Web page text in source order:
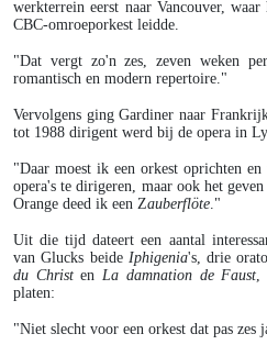
werkterrein eerst naar Vancouver,
CBC-omroeporkest leidde.
"Dat vergt zo'n zes, zeven weken
romantisch en modern repertoire."
Vervolgens ging Gardiner naar
tot 1988 dirigent werd bij de opera in
"Daar moest ik een orkest oprichten
opera's te dirigeren, maar ook het
Orange deed ik een Zauberflöte."
Uit die tijd dateert een aantal
van Glucks beide Iphigenia's, drie
du ChristenLa damnation de Faust,
platen:
"Niet slecht voor een orkest dat pas zes